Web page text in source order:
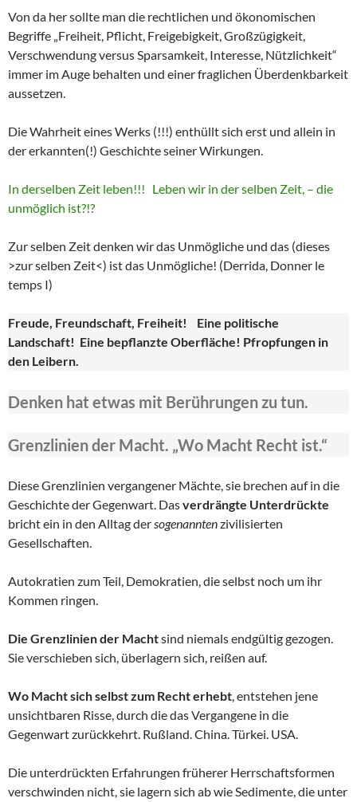
Von da her sollte man die rechtlichen und ökonomischen
Begriffe „Freiheit, Pflicht, Freigebigkeit, Großzügigkeit,
Verschwendung versus Sparsamkeit, Interesse, Nützlichkeit“
immer im Auge behalten und einer fraglichen Überdenkbarkeit
aussetzen.
Die Wahrheit eines Werks (!!!) enthüllt sich erst und allein in
der erkannten(!) Geschichte seiner Wirkungen.
In derselben Zeit leben!!! Leben wir in der selben Zeit, – die
unmöglich ist?!?
Zur selben Zeit denken wir das Unmögliche und das (dieses
>zur selben Zeit<) ist das Unmögliche! (Derrida, Donner le
temps I)
Freude, Freundschaft, Freiheit! Eine politische
Landschaft! Eine bepflanzte Oberfläche! Pfropfungen in
den Leibern.
Denken hat etwas mit Berührungen zu tun.
Grenzlinien der Macht. „Wo Macht Recht ist.“
Diese Grenzlinien vergangener Mächte, sie brechen auf in die
Geschichte der Gegenwart. Dasverdrängte Unterdrückte
bricht ein in den Alltag dersogenanntenzivilisierten
Gesellschaften.
Autokratien zum Teil, Demokratien, die selbst noch um ihr
Kommen ringen.
Die Grenzlinien der Machtsind niemals endgültig gezogen.
Sie verschieben sich, überlagern sich, reißen auf.
Wo Macht sich selbst zum Recht erhebt, entstehen jene
unsichtbaren Risse, durch die das Vergangene in die
Gegenwart zurückkehrt. Rußland. China. Türkei. USA.
Die unterdrückten Erfahrungen früherer Herrschaftsformen
verschwinden nicht, sie lagern sich ab wie Sedimente, die unter